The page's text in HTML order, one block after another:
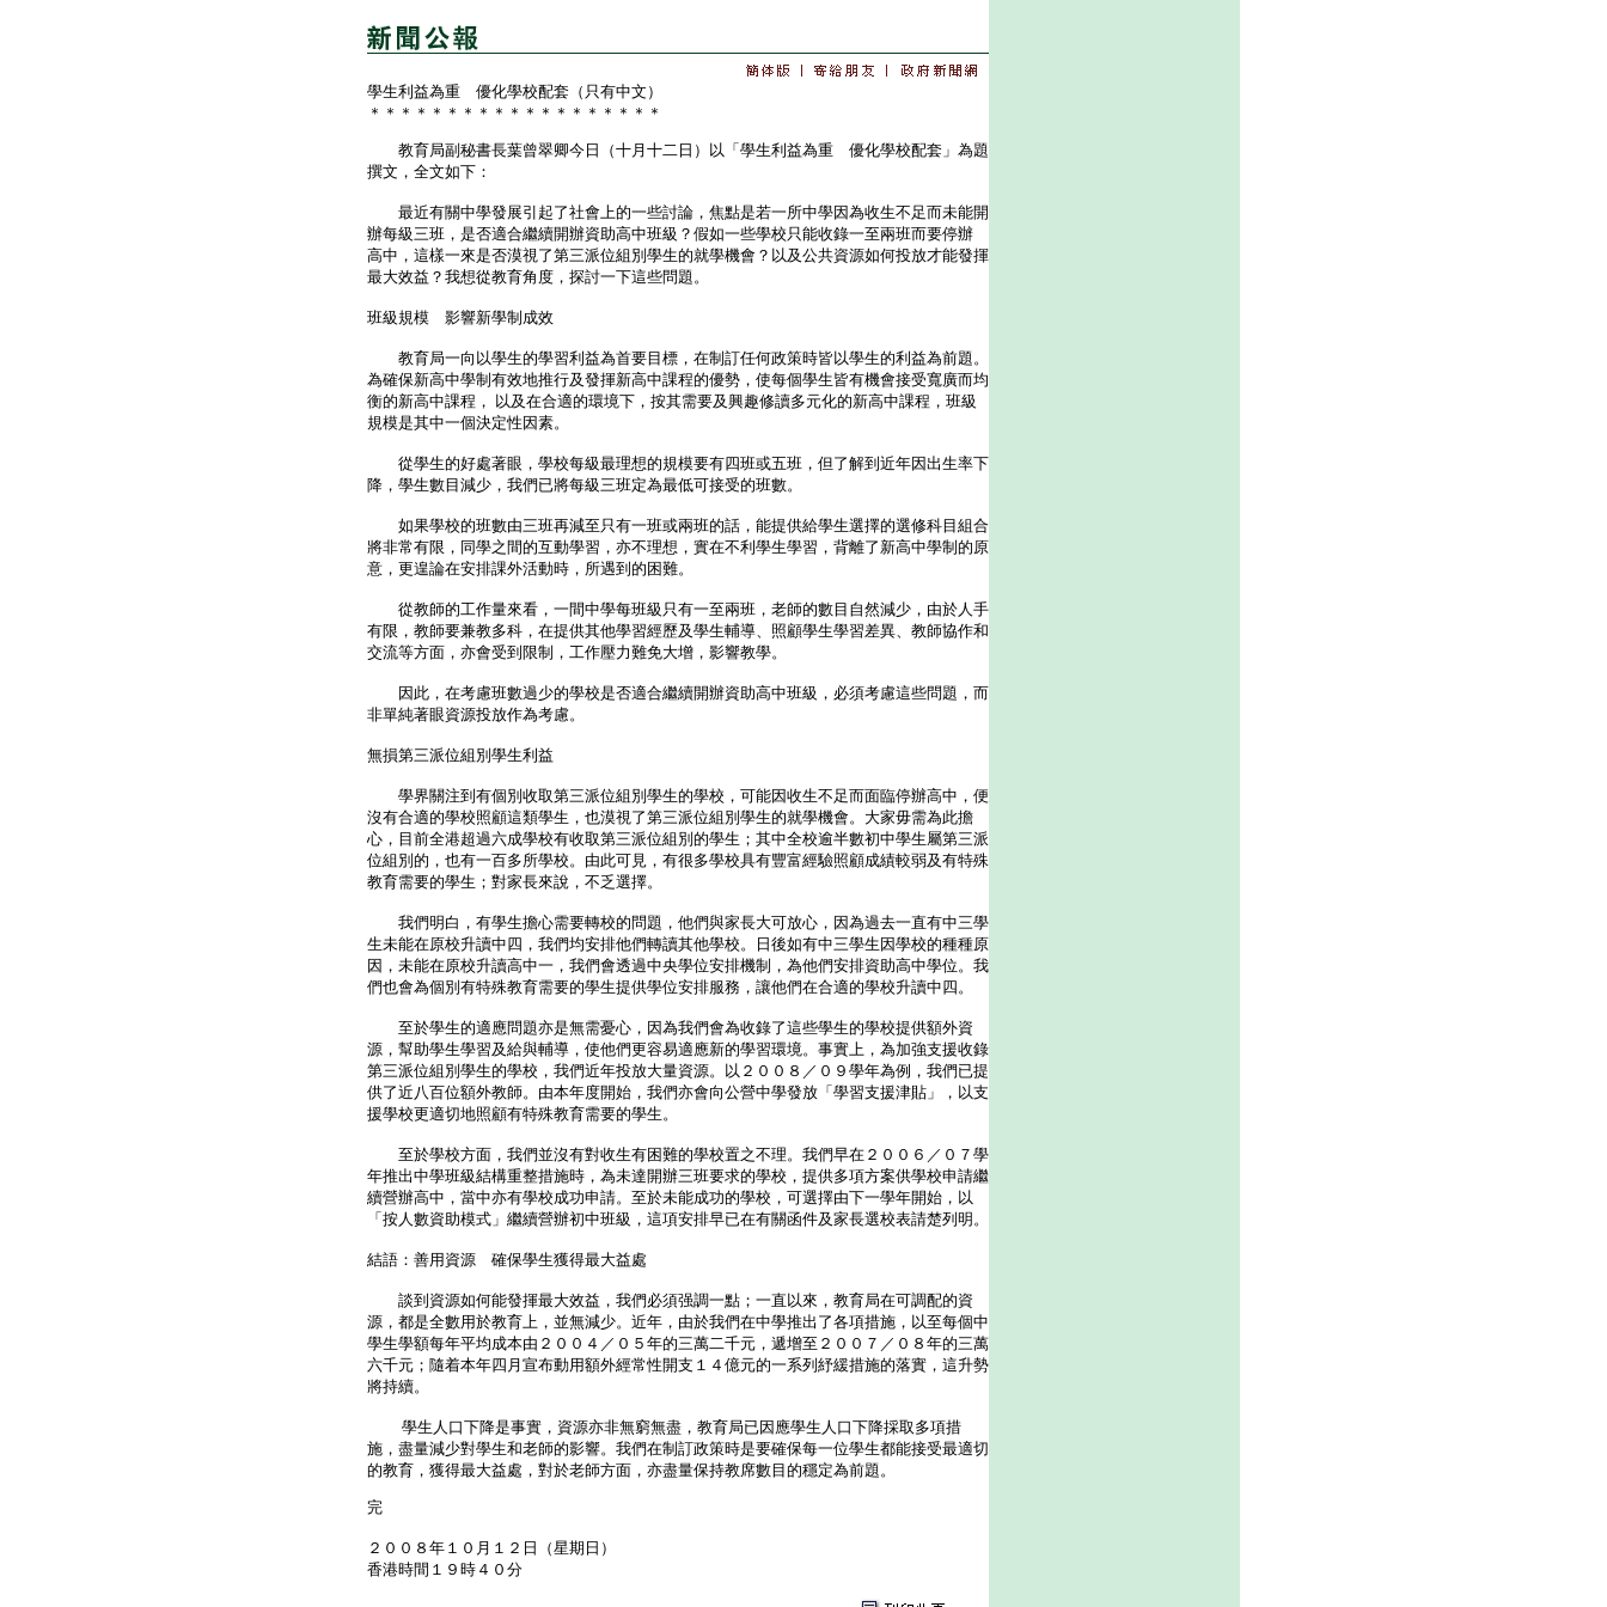
學生利益為重 優化學校配套（只有中文）
＊＊＊＊＊＊＊＊＊＊＊＊＊＊＊＊＊＊＊
教育局副秘書長葉曾翠卿今日（十月十二日）以「學生利益為重 優化學校配套」為題
撰文，全文如下：
最近有關中學發展引起了社會上的一些討論，焦點是若一所中學因為收生不足而未能開
辦每級三班，是否適合繼續開辦資助高中班級？假如一些學校只能收錄一至兩班而要停辦
高中，這樣一來是否漠視了第三派位組別學生的就學機會？以及公共資源如何投放才能發揮
最大效益？我想從教育角度，探討一下這些問題。
班級規模 影響新學制成效
教育局一向以學生的學習利益為首要目標，在制訂任何政策時皆以學生的利益為前題。
為確保新高中學制有效地推行及發揮新高中課程的優勢，使每個學生皆有機會接受寬廣而均
衡的新高中課程， 以及在合適的環境下，按其需要及興趣修讀多元化的新高中課程，班級
規模是其中一個決定性因素。
從學生的好處著眼，學校每級最理想的規模要有四班或五班，但了解到近年因出生率下
降，學生數目減少，我們已將每級三班定為最低可接受的班數。
如果學校的班數由三班再減至只有一班或兩班的話，能提供給學生選擇的選修科目組合
將非常有限，同學之間的互動學習，亦不理想，實在不利學生學習，背離了新高中學制的原
意，更遑論在安排課外活動時，所遇到的困難。
從教師的工作量來看，一間中學每班級只有一至兩班，老師的數目自然減少，由於人手
有限，教師要兼教多科，在提供其他學習經歷及學生輔導、照顧學生學習差異、教師協作和
交流等方面，亦會受到限制，工作壓力難免大增，影響教學。
因此，在考慮班數過少的學校是否適合繼續開辦資助高中班級，必須考慮這些問題，而
非單純著眼資源投放作為考慮。
無損第三派位組別學生利益
學界關注到有個別收取第三派位組別學生的學校，可能因收生不足而面臨停辦高中，便
沒有合適的學校照顧這類學生，也漠視了第三派位組別學生的就學機會。大家毋需為此擔
心，目前全港超過六成學校有收取第三派位組別的學生；其中全校逾半數初中學生屬第三派
位組別的，也有一百多所學校。由此可見，有很多學校具有豐富經驗照顧成績較弱及有特殊
教育需要的學生；對家長來說，不乏選擇。
我們明白，有學生擔心需要轉校的問題，他們與家長大可放心，因為過去一直有中三學
生未能在原校升讀中四，我們均安排他們轉讀其他學校。日後如有中三學生因學校的種種原
因，未能在原校升讀高中一，我們會透過中央學位安排機制，為他們安排資助高中學位。我
們也會為個別有特殊教育需要的學生提供學位安排服務，讓他們在合適的學校升讀中四。
至於學生的適應問題亦是無需憂心，因為我們會為收錄了這些學生的學校提供額外資
源，幫助學生學習及給與輔導，使他們更容易適應新的學習環境。事實上，為加強支援收錄
第三派位組別學生的學校，我們近年投放大量資源。以２００８／０９學年為例，我們已提
供了近八百位額外教師。由本年度開始，我們亦會向公營中學發放「學習支援津貼」，以支
援學校更適切地照顧有特殊教育需要的學生。
至於學校方面，我們並沒有對收生有困難的學校置之不理。我們早在２００６／０７學
年推出中學班級結構重整措施時，為未達開辦三班要求的學校，提供多項方案供學校申請繼
續營辦高中，當中亦有學校成功申請。至於未能成功的學校，可選擇由下一學年開始，以
「按人數資助模式」繼續營辦初中班級，這項安排早已在有關函件及家長選校表請楚列明。
結語：善用資源 確保學生獲得最大益處
談到資源如何能發揮最大效益，我們必須强調一點；一直以來，教育局在可調配的資
源，都是全數用於教育上，並無減少。近年，由於我們在中學推出了各項措施，以至每個中
學生學額每年平均成本由２００４／０５年的三萬二千元，遞增至２００７／０８年的三萬
六千元；隨着本年四月宣布動用額外經常性開支１４億元的一系列紓緩措施的落實，這升勢
將持續。
學生人口下降是事實，資源亦非無窮無盡，教育局已因應學生人口下降採取多項措
施，盡量減少對學生和老師的影響。我們在制訂政策時是要確保每一位學生都能接受最適切
的教育，獲得最大益處，對於老師方面，亦盡量保持教席數目的穩定為前題。
完
２００８年１０月１２日（星期日）
香港時間１９時４０分